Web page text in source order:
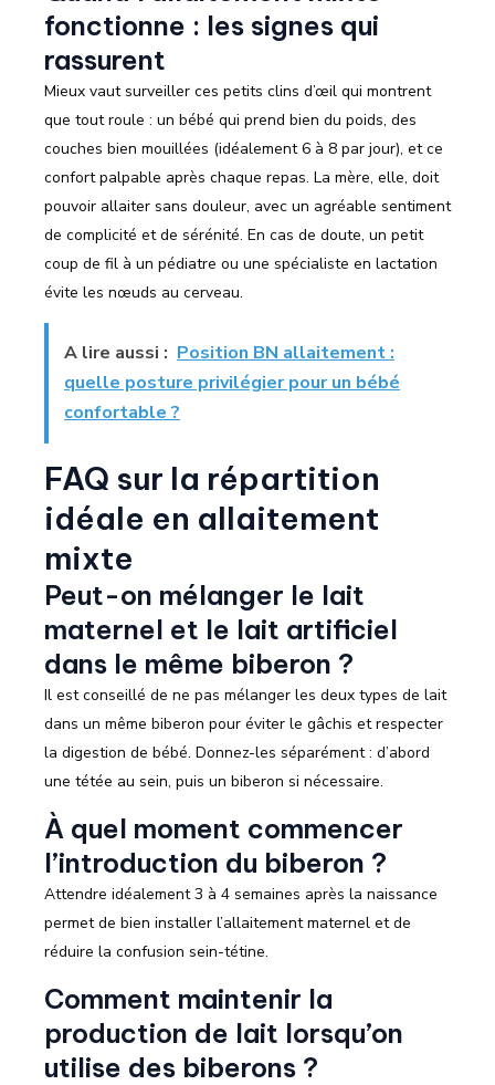
fonctionne : les signes qui
rassurent
Mieux vaut surveiller ces petits clins d’œil qui montrent
que tout roule : un bébé qui prend bien du poids, des
couches bien mouillées (idéalement 6 à 8 par jour), et ce
confort palpable après chaque repas. La mère, elle, doit
pouvoir allaiter sans douleur, avec un agréable sentiment
de complicité et de sérénité. En cas de doute, un petit
coup de fil à un pédiatre ou une spécialiste en lactation
évite les nœuds au cerveau.
A lire aussi : Position BN allaitement :
quelle posture privilégier pour un bébé
confortable ?
FAQ sur la répartition
idéale en allaitement
mixte
Peut-on mélanger le lait
maternel et le lait artificiel
dans le même biberon ?
Il est conseillé de ne pas mélanger les deux types de lait
dans un même biberon pour éviter le gâchis et respecter
la digestion de bébé. Donnez-les séparément : d’abord
une tétée au sein, puis un biberon si nécessaire.
À quel moment commencer
l’introduction du biberon ?
Attendre idéalement 3 à 4 semaines après la naissance
permet de bien installer l’allaitement maternel et de
réduire la confusion sein-tétine.
Comment maintenir la
production de lait lorsqu’on
utilise des biberons ?